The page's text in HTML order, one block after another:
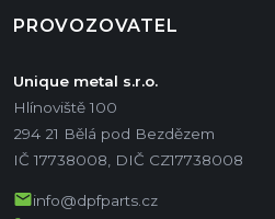
PROVOZOVATEL
Unique metal s.r.o.
Hlínoviště 100
294 21 Bělá pod Bezdězem
IČ 17738008, DIČ CZ17738008
mailinfo@dpfparts.cz